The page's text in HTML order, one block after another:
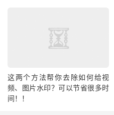
这两个方法帮你去除如何给视
频、图片水印？可以节省很多时
间！！